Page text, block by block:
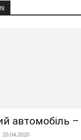
автомобіль –
20.04.2020